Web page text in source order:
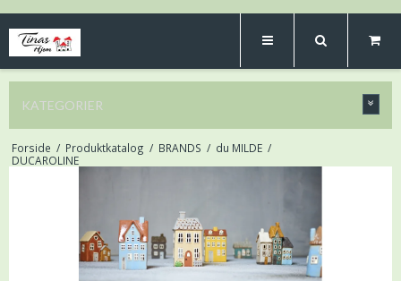
KATEGORIER
Forside / Produktkatalog / BRANDS / du MILDE /
DUCAROLINE